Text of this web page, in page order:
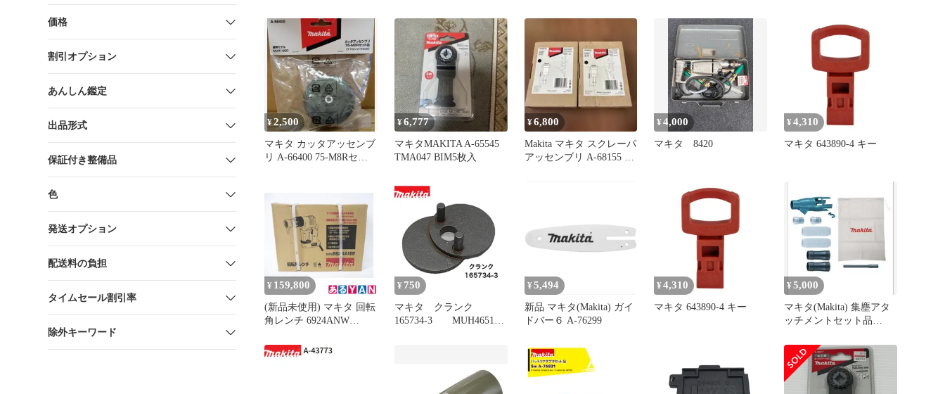
価格
割引オプション
あんしん鑑定
出品形式
保証付き整備品
色
発送オプション
配送料の負担
タイムセール割引率
除外キーワード
械 電動 工具 メンテナン
ス 修理 交換 消耗 予備
¥2,500
マキタ カッタアッセンブ
リ A-66400 75-M8Rセット
¥6,777
マキタMAKITA A-65545
TMA047 BIM5枚入
¥6,800
Makita マキタ スクレーパ
アッセンブリ A-68155 2
¥4,000
マキタ 8420
¥ 4,310
マキタ 643890-4 キー
¥ 159,800
(新品未使用) マキタ 回転
角レンチ 6924ANW
¥ 750
マキタ クランク
165734-3 MUH4651
交換 消耗品 予備 生垣バ
リカン 充電式ポールバリ
¥ 5,494
新品 マキタ(Makita) ガイ
ドバー６ A-76299
¥ 4,310
マキタ 643890-4 キー
¥ 5,000
マキタ(Makita) 集塵アタ
ッチメントセット品